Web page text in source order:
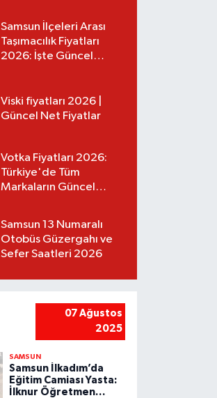
Samsun İlçeleri Arası
Taşımacılık Fiyatları
2026: İşte Güncel
Viski fiyatları 2026 |
Güncel Net Fiyatlar
Votka Fiyatları 2026:
Türkiye'de Tüm
Markaların Güncel
Samsun 13 Numaralı
Otobüs Güzergahı ve
Sefer Saatleri 2026
07 Ağustos
2025
SAMSUN
Samsun İlkadım’da
Eğitim Camiası Yasta:
İlknur Öğretmen